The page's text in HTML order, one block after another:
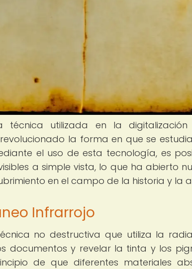
técnica utilizada en la
la forma en que se
el uso de esta tecnología, es
a simple vista, lo que ha abierto
en el campo de la historia y la
Infrarrojo
no destructiva que utiliza la
documentos y revelar la tinta y los
de que diferentes materiales